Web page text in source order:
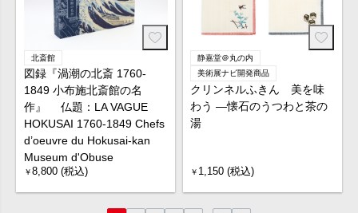
北斎館
図録『渦潮の北斎 1760-
1849 小布施北斎館の名
作』 仏題：LA VAGUE
HOKUSAI 1760-1849 Chefs
d’oeuvre du Hokusai-kan
Museum d'Obuse
￥8,800 (税込)
静嘉堂＠丸の内
美術展ナビ開発商品
クリンネルふきん 美を味
わう ―懐石のうつわと茶の
湯
￥ 1,150 (税込)